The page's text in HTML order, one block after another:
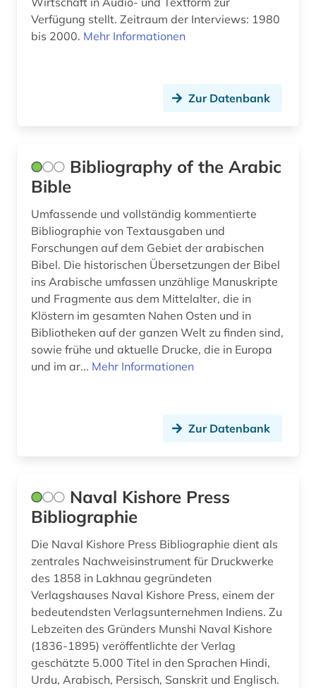
katalanien (1)
katalog (1)
kino (1)
kirchengeschichte (1)
kommentar (2)
kommunikationswissenschaft (3)
komparatistik (1)
komponist (1)
konkordanz (1)
kunstgeschichte (2)
latein (1)
lateinamerika (8)
lateinamerikaforschung (1)
lehrbuch (2)
lexikon (2)
Verfügung stellt. Zeitraum der Interviews: 1980
bis 2000. Mehr Informationen
Zur Datenbank
Bibliography of the Arabic
Bible
Umfassende und vollständig kommentierte
Bibliographie von Textausgaben und
Forschungen auf dem Gebiet der arabischen
Bibel. Die historischen Übersetzungen der Bibel
ins Arabische umfassen unzählige Manuskripte
und Fragmente aus dem Mittelalter, die in
Klöstern im gesamten Nahen Osten und in
Bibliotheken auf der ganzen Welt zu finden sind,
sowie frühe und aktuelle Drucke, die in Europa
und im ar... Mehr Informationen
Zur Datenbank
Naval Kishore Press
Bibliographie
Die Naval Kishore Press Bibliographie dient als
zentrales Nachweisinstrument für Druckwerke
des 1858 in Lakhnau gegründeten
Verlagshauses Naval Kishore Press, einem der
bedeutendsten Verlagsunternehmen Indiens. Zu
Lebzeiten des Gründers Munshi Naval Kishore
(1836-1895) veröffentlichte der Verlag
geschätzte 5.000 Titel in den Sprachen Hindi,
Urdu, Arabisch, Persisch, Sanskrit und Englisch.